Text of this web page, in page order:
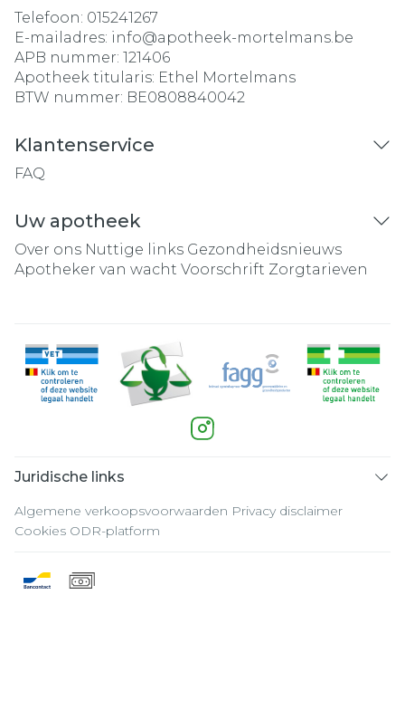
Telefoon: 015241267
E-mailadres: info@apotheek-mortelmans.be
APB nummer: 121406
Apotheek titularis: Ethel Mortelmans
BTW nummer: BE0808840042
Klantenservice
FAQ
Uw apotheek
Over ons Nuttige links Gezondheidsnieuws
Apotheker van wacht Voorschrift Zorgtarieven
Juridische links
Algemene verkoopsvoorwaarden Privacy disclaimer
Cookies ODR-platform